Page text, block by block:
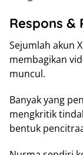
Respons &
Sejumlah akun
membagikan
muncul.
Banyak yang
mengkritik
bentuk